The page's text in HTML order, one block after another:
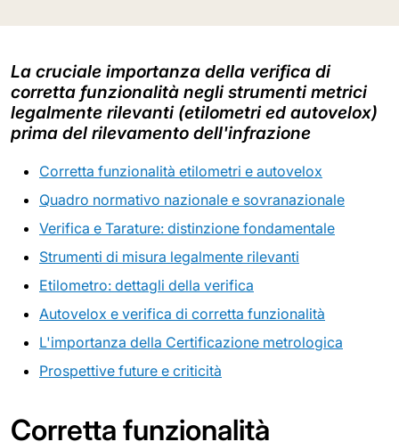
La cruciale importanza della verifica di
corretta funzionalità negli strumenti metrici
legalmente rilevanti (etilometri ed autovelox)
prima del rilevamento dell'infrazione
Corretta funzionalità etilometri e autovelox
Quadro normativo nazionale e sovranazionale
Verifica e Tarature: distinzione fondamentale
Strumenti di misura legalmente rilevanti
Etilometro: dettagli della verifica
Autovelox e verifica di corretta funzionalità
L'importanza della Certificazione metrologica
Prospettive future e criticità
Corretta funzionalità